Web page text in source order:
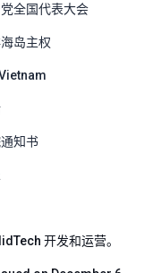
全国代表大会
岛主权
知书
开发和运营。